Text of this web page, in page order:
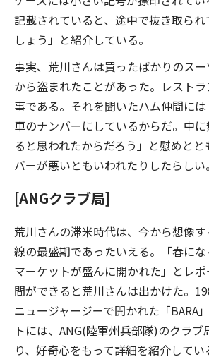
記載されていると、途中で抜き取ら
しょう」と紹介している。
事実、荒川さんは買ったばかりのス
から盗まれたことがあった。レスト
事である。それを聞いたハム仲間に
車のナンバーにしているからだ。中
ると思われたからだろう」と慰めと
バーが悪いともいわれたりしたらしい。
[ANGクラブ局]
荒川さんの滞米時代は、今から想像
線の最盛期であったいえる。「春に
マーケットが盛んに開かれた」とレ
間ができると荒川さんは出かけた。
ニュージャージーで開かれた「BARA
トには、ANG(陸軍州兵部隊)のクラ
り、好奇心をもって詳細を紹介してい